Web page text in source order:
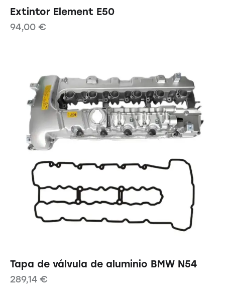
Extintor Element E50
94,00 €
Tapa de válvula de aluminio BMW N54
289,14 €